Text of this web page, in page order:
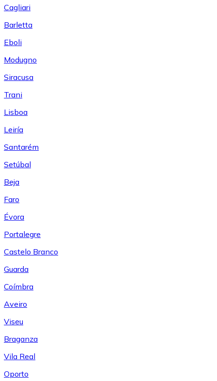
Cagliari
Barletta
Eboli
Modugno
Siracusa
Trani
Lisboa
Leiría
Santarém
Setúbal
Beja
Faro
Évora
Portalegre
Castelo Branco
Guarda
Coímbra
Aveiro
Viseu
Braganza
Vila Real
Oporto